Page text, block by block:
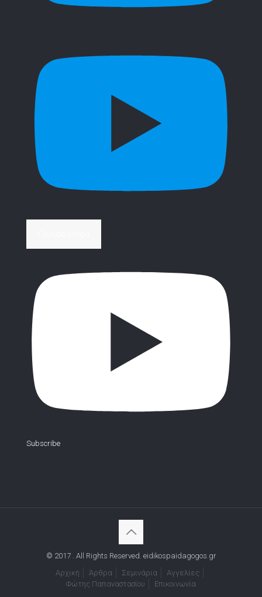
Subscribe
© 2017 . All Rights Reserved. eidikospaidagogos.gr
Αρχική
Άρθρα Σεμινάρια
Αγγελίες
Φώτης Παπαναστασίου
Επικοινωνία